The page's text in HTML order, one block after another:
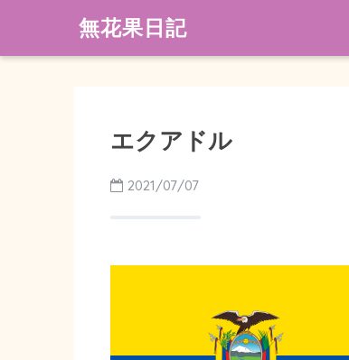
無花果日記
エクアドル
2021/07/07